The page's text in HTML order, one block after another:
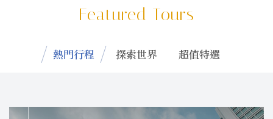
Featured Tours
熱門行程 探索世界 超值特選